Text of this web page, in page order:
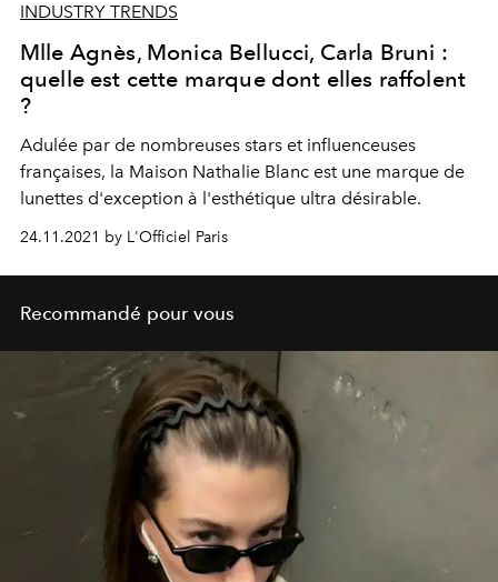
INDUSTRY TRENDS
Mlle Agnès, Monica Bellucci, Carla Bruni :
quelle est cette marque dont elles raffolent
?
Adulée par de nombreuses stars et influenceuses
françaises, la Maison Nathalie Blanc est une marque de
lunettes d'exception à l'esthétique ultra désirable.
24.11.2021 by L'Officiel Paris
Recommandé pour vous